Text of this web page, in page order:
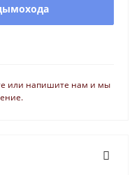
или напишите нам и мы